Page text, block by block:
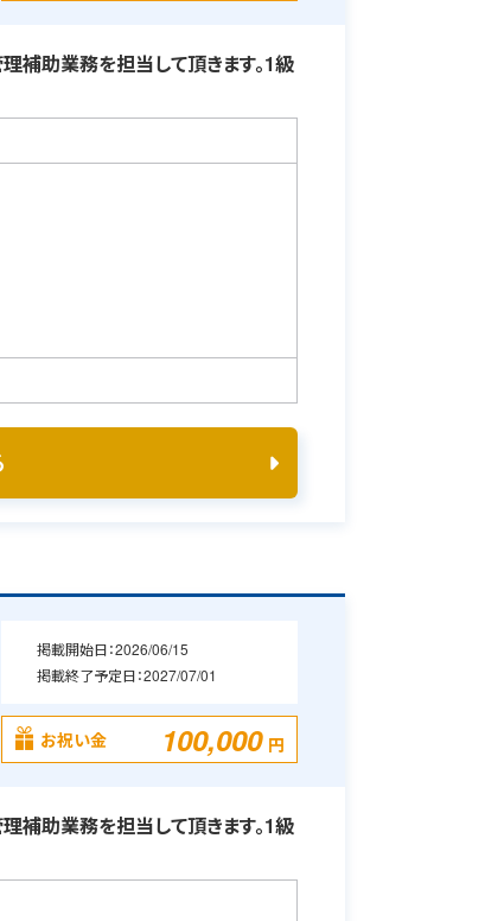
補助業務を担当して頂きます。1級
掲載開始日：2026/06/15
掲載終了予定日：2027/07/01
お祝い金 100,000 円
補助業務を担当して頂きます。1級